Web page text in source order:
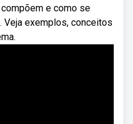
e como se
Veja exemplos, conceitos